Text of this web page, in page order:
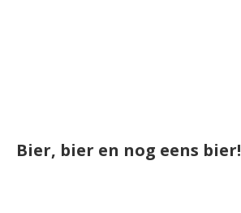
Bier, bier en nog eens bier!